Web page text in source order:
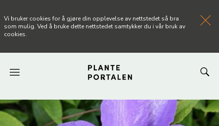
FORSIDEN
Vi bruker cookies for å gjøre din opplevelse av nettstedet så bra
som mulig. Ved å bruke dette nettstedet samtykker du i vår bruk av
cookies.